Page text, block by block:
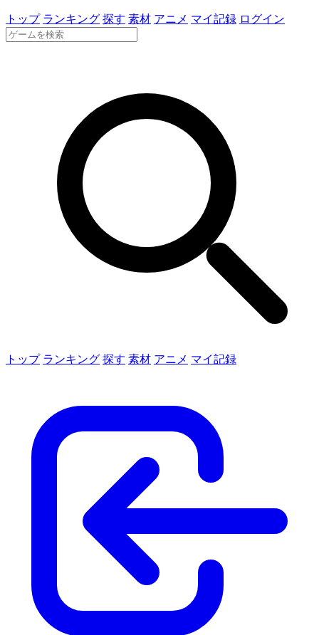
トップ ランキング 探す 素材 アニメ マイ記録 ログイン
トップ ランキング 探す 素材 アニメ マイ記録